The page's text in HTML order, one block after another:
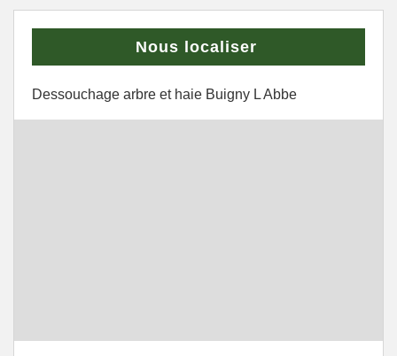
Nous localiser
Dessouchage arbre et haie Buigny L Abbe